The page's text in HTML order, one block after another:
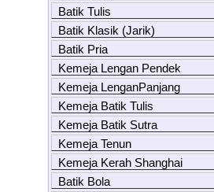
Batik Tulis
Batik Klasik (Jarik)
Batik Pria
Kemeja Lengan Pendek
Kemeja LenganPanjang
Kemeja Batik Tulis
Kemeja Batik Sutra
Kemeja Tenun
Kemeja Kerah Shanghai
Batik Bola